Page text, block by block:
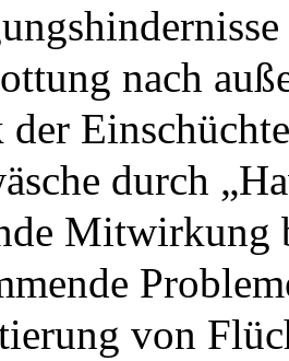
nach
durch
Mitwirkung
von